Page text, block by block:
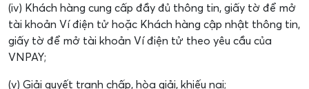
(iv) Khách hàng cung cấp đầy đủ thông tin, giấy tờ để mở
tài khoản Ví điện tử hoặc Khách hàng cập nhật thông tin,
giấy tờ để mở tài khoản Ví điện tử theo yêu cầu của
VNPAY;
(v) Giải quyết tranh chấp, hòa giải, khiếu nại;